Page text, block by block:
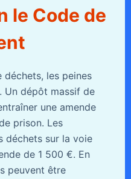
le Code de
les peines
Un dépôt massif de
une amende
prison. Les
déchets sur la voie
de 1 500 €. En
peuvent être